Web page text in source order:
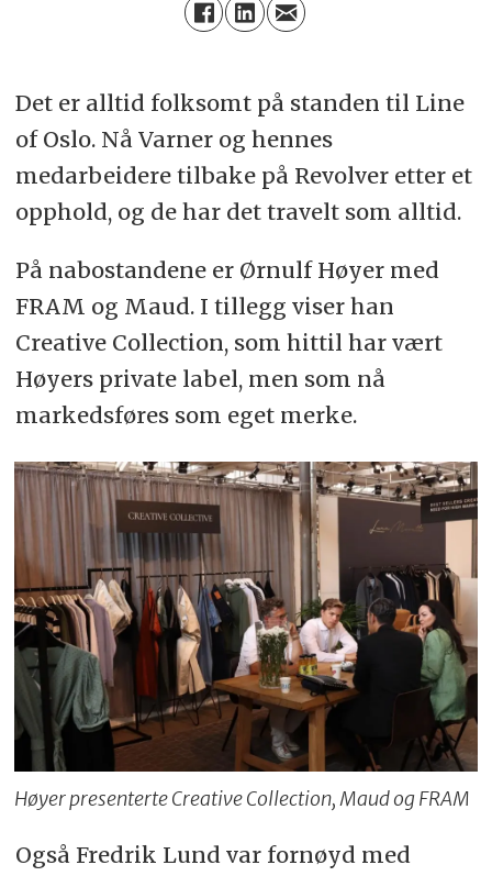
Det er alltid folksomt på standen til Line
of Oslo. Nå Varner og hennes
medarbeidere tilbake på Revolver etter et
opphold, og de har det travelt som alltid.
På nabostandene er Ørnulf Høyer med
FRAM og Maud. I tillegg viser han
Creative Collection, som hittil har vært
Høyers private label, men som nå
markedsføres som eget merke.
Høyer presenterte Creative Collection, Maud og FRAM
Også Fredrik Lund var fornøyd med